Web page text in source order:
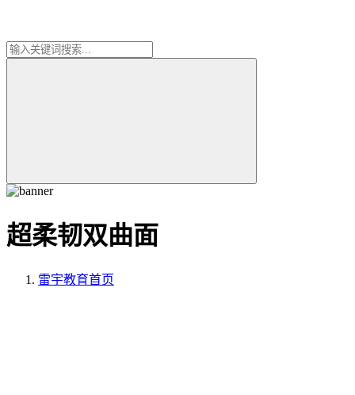
超柔韧双曲面
雷宇教育首页